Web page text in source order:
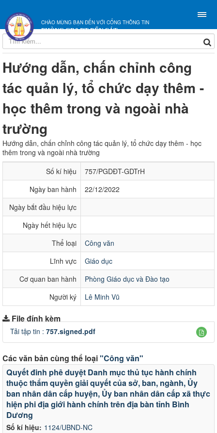
CHÀO MỪNG BẠN ĐẾN VỚI CỔNG THÔNG TIN
PHÒNG GD&ĐT BẾN CÁT
Hướng dẫn, chấn chỉnh công
tác quản lý, tổ chức dạy thêm -
học thêm trong và ngoài nhà
trường
Hướng dẫn, chấn chỉnh công tác quản lý, tổ chức dạy thêm - học
thêm trong và ngoài nhà trường
Số kí hiệu
757/PGDĐT-GDTrH
Ngày ban hành
22/12/2022
Ngày bắt đầu hiệu lực
Ngày hết hiệu lực
Thể loại
Công văn
Lĩnh vực
Giáo dục
Cơ quan ban hành
Phòng Giáo dục và Đào tạo
Người ký
Lê Minh Vũ
File đính kèm
Tải tập tin : 757.signed.pdf
Các văn bản cùng thể loại"Công văn"
Số kí hiệu: 1124/UBND-NC
Quyết đinh phê duyệt Danh mục thủ tục hành chính
thuộc thẩm quyền giải quyết của sở, ban, ngành, Ủy
ban nhân dân cấp huyện, Ủy ban nhân dân cấp xã thực
hiện phi địa giới hành chính trên địa bàn tỉnh Bình
Dương